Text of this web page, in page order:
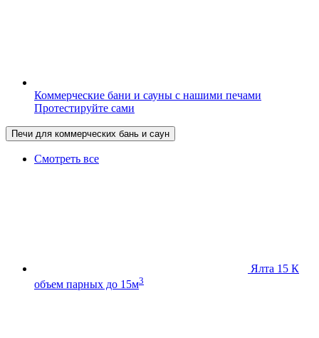
Коммерческие бани и сауны с нашими печами
Протестируйте сами
Печи для коммерческих бань и саун
Смотреть все
Ялта 15 К
объем парных до 15м3